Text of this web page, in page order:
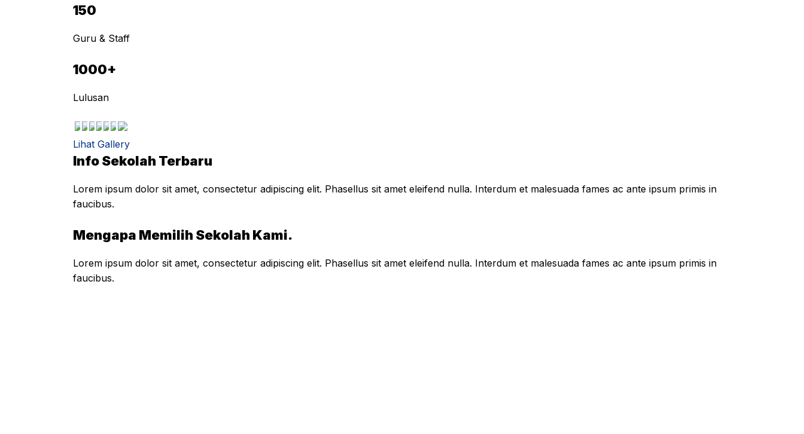
150
Guru & Staff
1000+
Lulusan
Lihat Gallery
Info Sekolah Terbaru
Lorem ipsum dolor sit amet, consectetur adipiscing elit. Phasellus sit amet eleifend nulla. Interdum et malesuada fames ac ante ipsum primis in
faucibus.
Mengapa Memilih Sekolah Kami.
Lorem ipsum dolor sit amet, consectetur adipiscing elit. Phasellus sit amet eleifend nulla. Interdum et malesuada fames ac ante ipsum primis in
faucibus.